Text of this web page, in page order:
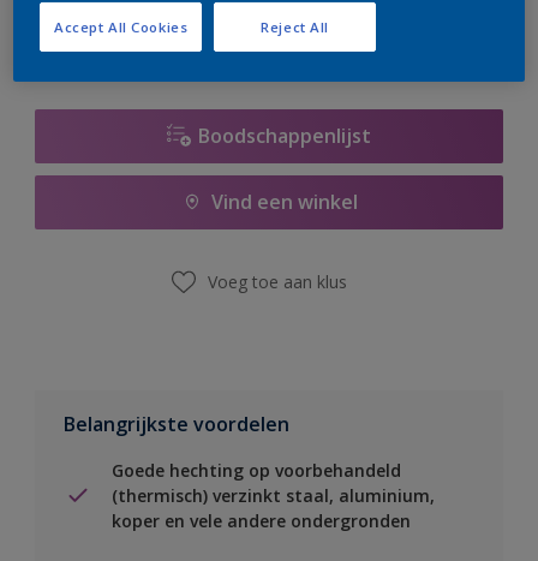
Boodschappenlijst
Vind een winkel
Voeg toe aan klus
Belangrijkste voordelen
Goede hechting op voorbehandeld
(thermisch) verzinkt staal, aluminium,
koper en vele andere ondergronden
Reject All
Accept All Cookies